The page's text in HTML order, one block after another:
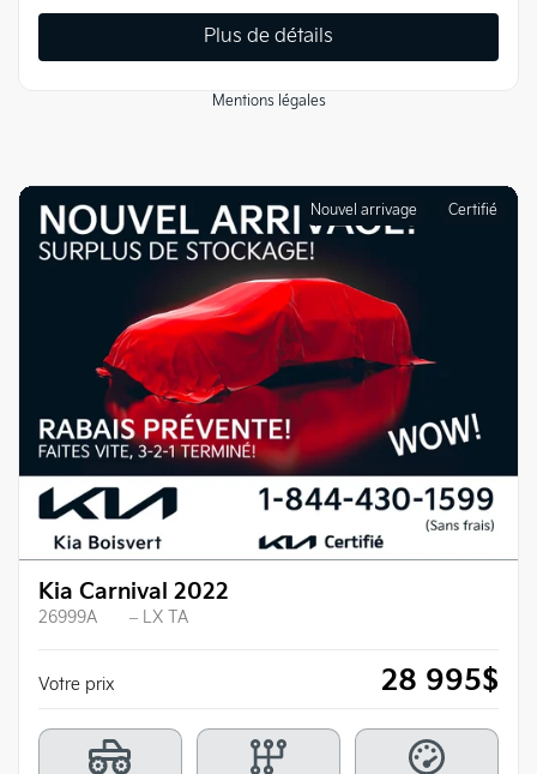
Plus de détails
Mentions légales
Nouvel arrivage Certifié
Kia Carnival 2022
26999A – LX TA
Votre prix 28 995$